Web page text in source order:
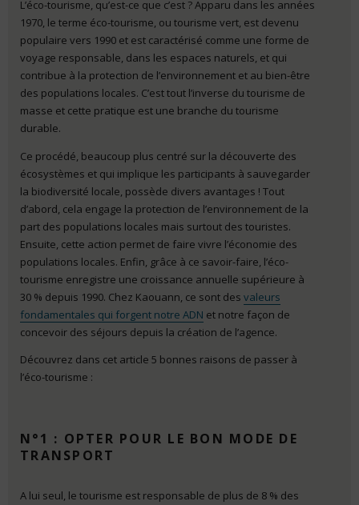
L’éco-tourisme, qu’est-ce que c’est ? Apparu dans les années
1970, le terme éco-tourisme, ou tourisme vert, est devenu
populaire vers 1990 et est caractérisé comme une forme de
voyage responsable, dans les espaces naturels, et qui
contribue à la protection de l’environnement et au bien-être
des populations locales. C’est tout l’inverse du tourisme de
masse et cette pratique est une branche du tourisme
durable.
Ce procédé, beaucoup plus centré sur la découverte des
écosystèmes et qui implique les participants à sauvegarder
la biodiversité locale, possède divers avantages ! Tout
d’abord, cela engage la protection de l’environnement de la
part des populations locales mais surtout des touristes.
Ensuite, cette action permet de faire vivre l’économie des
populations locales. Enfin, grâce à ce savoir-faire, l’éco-
tourisme enregistre une croissance annuelle supérieure à
30 % depuis 1990. Chez Kaouann, ce sont des valeurs
fondamentales qui forgent notre ADN et notre façon de
concevoir des séjours depuis la création de l’agence.
Découvrez dans cet article 5 bonnes raisons de passer à
l’éco-tourisme :
N°1 : OPTER POUR LE BON MODE DE
TRANSPORT
A lui seul, le tourisme est responsable de plus de 8 % des